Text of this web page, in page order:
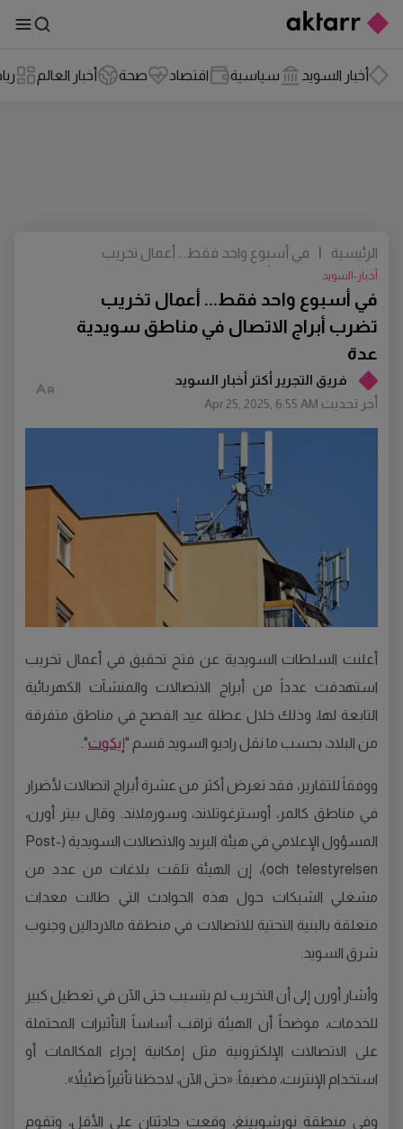
أخبار السويد سياسية اقتصاد صحة أخبار العالم
فريق التجرير أكتر أخبار السويد
أخر تحديث Apr 25, 2025, 6:55 AM
في أسبوع واحد فقط... أعمال تخريب
تضرب أبراج الاتصال في مناطق سويدية
عدة
أخبار-السويد
الرئيسية |
في أسبوع واحد فقط... أعمال تخريب
عدة
أعلنت السلطات السويدية عن فتح تحقيق في أعمال تخريب
استهدفت عدداً من أبراج الاتصالات والمنشآت الكهربائية
التابعة لها، وذلك خلال عطلة عيد الفصح في مناطق متفرقة
من البلاد، بحسب ما نقل راديو السويد قسم "إيكوت".
ووفقاً للتقارير، فقد تعرض أكثر من عشرة أبراج اتصالات لأضرار
في مناطق كالمر، أوسترغوتلاند، وسورملاند. وقال بيتر أورن،
المسؤول الإعلامي في هيئة البريد والاتصالات السويدية (Post-
och telestyrelsen)، إن الهيئة تلقت بلاغات من عدد من
مشغلي الشبكات حول هذه الحوادث التي طالت معدات
متعلقة بالبنية التحتية للاتصالات في منطقة مالاردالين وجنوب
شرق السويد.
وأشار أورن إلى أن التخريب لم يتسبب حتى الآن في تعطيل كبير
للخدمات، موضحاً أن الهيئة تراقب أساساً التأثيرات المحتملة
على الاتصالات الإلكترونية مثل إمكانية إجراء المكالمات أو
استخدام الإنترنت، مضيفاً: «حتى الآن، لاحظنا تأثيراً ضئيلاً».
وفي منطقة نورشوبينغ، وقعت حادثتان على الأقل، وتقوم